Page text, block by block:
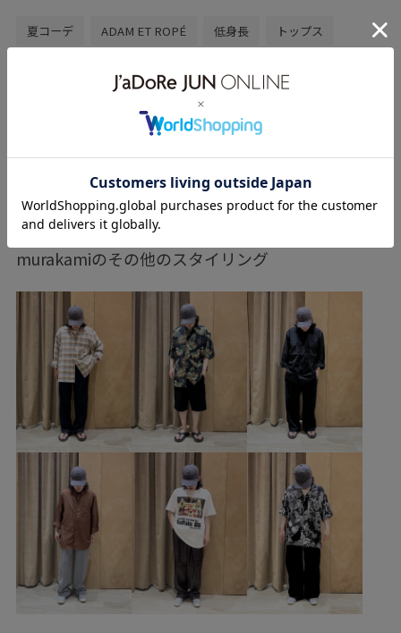
夏コーデ ADAM ET ROPÉ 低身長 トップス
GMO06010
2BUY10%OFF対象商品 こなれ感 すぐ乾く
オーバーサイズ カジュアル コットン
コットンライク シャリ感 ジャケット スウェット
スプリングコート ダンボールニット ドライ
ポリエステル 快適
快適なはき心地 快適な着心地 撚糸
撥水加工 柔らかい肌触り
発色が良い 穿き心地が良い 羽織としても使える
肌離れが良い 腰回りにゆとり
もっと見る
murakamiのその他のスタイリング